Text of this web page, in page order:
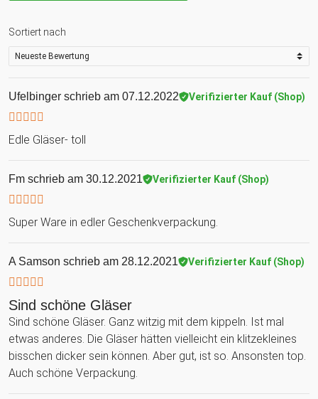
Sortiert nach
Ufelbinger schrieb am 07.12.2022 Verifizierter Kauf (Shop)
Edle Gläser- toll
Fm schrieb am 30.12.2021 Verifizierter Kauf (Shop)
Super Ware in edler Geschenkverpackung.
A Samson schrieb am 28.12.2021 Verifizierter Kauf (Shop)
Sind schöne Gläser
Sind schöne Gläser. Ganz witzig mit dem kippeln. Ist mal
etwas anderes. Die Gläser hätten vielleicht ein klitzekleines
bisschen dicker sein können. Aber gut, ist so. Ansonsten top.
Auch schöne Verpackung.